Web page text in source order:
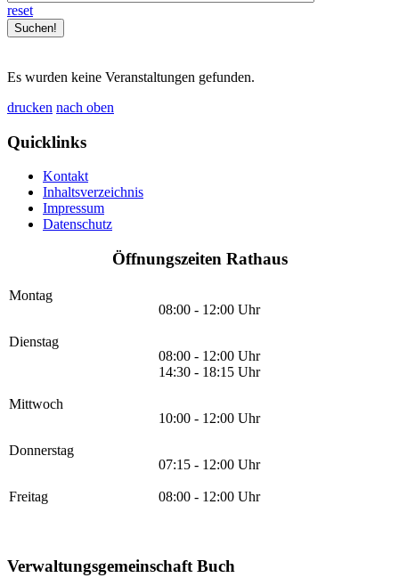
reset
Es wurden keine Veranstaltungen gefunden.
drucken nach oben
Quicklinks
Kontakt
Inhaltsverzeichnis
Impressum
Datenschutz
Öffnungszeiten Rathaus
Montag
08:00 - 12:00 Uhr
Dienstag
08:00 - 12:00 Uhr
14:30 - 18:15 Uhr
Mittwoch
10:00 - 12:00 Uhr
Donnerstag
07:15 - 12:00 Uhr
Freitag 08:00 - 12:00 Uhr
Verwaltungsgemeinschaft Buch